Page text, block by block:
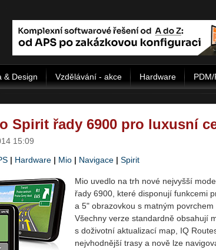
& Design Vzdělávání - akce Hardware PDM/
Spirit řady 6900 pro luxusní
15:09
| Hardware | Mio | Navigace | Spirit
Mio uvedlo na trh nové nejvyšší
řady 6900, které disponují funkcemi
a 5" obrazovkou s matným povrchem
Všechny verze standardně obsahují
s doživotní aktualizací map, IQ
nejvhodnější trasy a nově lze